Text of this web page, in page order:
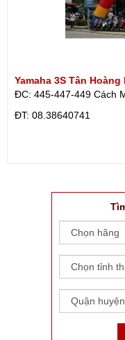
Yamaha 3S Tân Hoàng
ĐC: 445-447-449 Cách
ÐT: 08.38640741